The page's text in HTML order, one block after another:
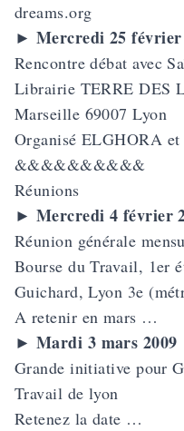
dreams.org
► Mercredi 25 février
Rencontre débat avec
Librairie TERRE DES
Marseille 69007 Lyon
Organisé ELGHORA
&&&&&&&&&&
Réunions
► Mercredi 4 février
Réunion générale
Bourse du Travail, 1er
Guichard, Lyon 3e
A retenir en mars …
► Mardi 3 mars 2009
Grande initiative pour
Travail de lyon
Retenez la date …